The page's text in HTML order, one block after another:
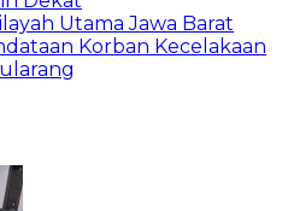
Utama Jawa Barat
Korban Kecelakaan